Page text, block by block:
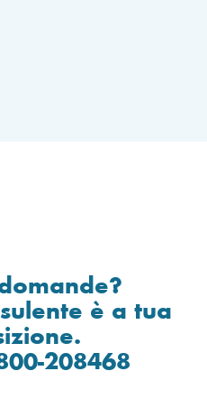
è a tua
208468